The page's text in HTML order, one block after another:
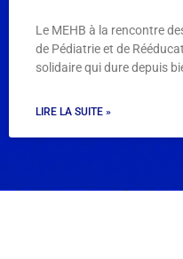
Le MEHB à la rencontre
de Pédiatrie et de
solidaire qui dure depuis
LIRE LA SUITE »